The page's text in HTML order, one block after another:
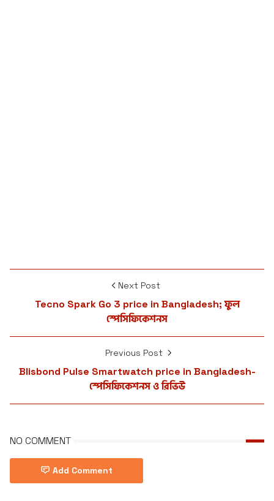
Next Post
Tecno Spark Go 3 price in Bangladesh; ফুল
স্পেসিফিকেশনস
Previous Post
Blisbond Pulse Smartwatch price in Bangladesh-
স্পেসিফিকেশনস ও রিভিউ
NO COMMENT
Add Comment